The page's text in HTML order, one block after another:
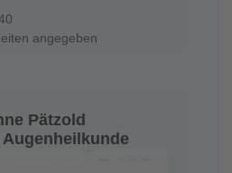
angegeben
Pätzold